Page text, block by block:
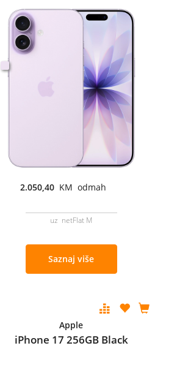
2.050,40 KM odmah
uz netFlat M
Saznaj više
Apple
iPhone 17 256GB Black